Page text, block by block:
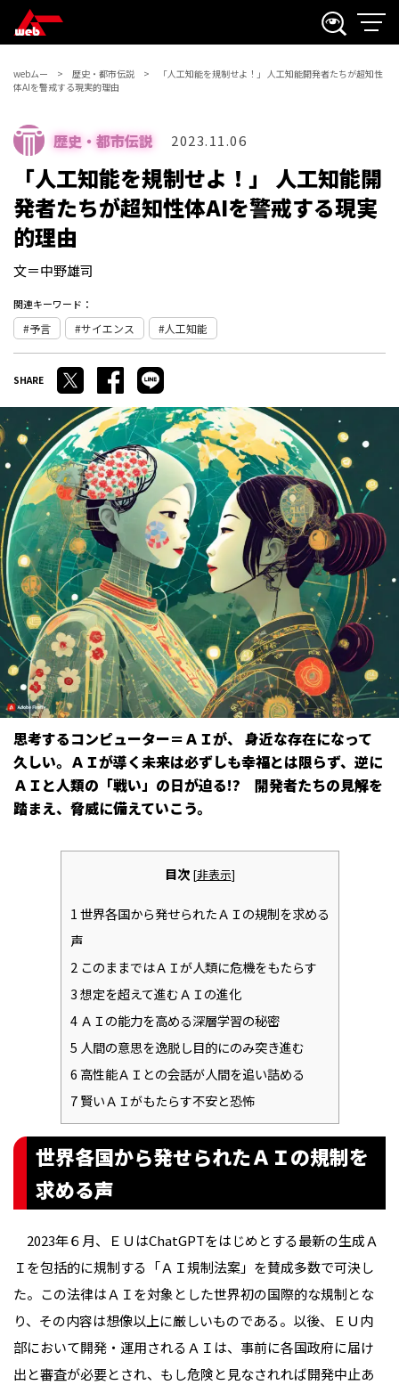
webムー 歴史・都市伝説
「人工知能を規制せよ！」 人工知能開発者たちが超知性
体AIを警戒する現実的理由
歴史・都市伝説 2023.11.06
「人工知能を規制せよ！」 人工知能開
発者たちが超知性体AIを警戒する現実
的理由
文＝中野雄司
関連キーワード：
予言 サイエンス 人工知能
思考するコンピューター＝ＡＩが、 身近な存在になって
久しい。ＡＩが導く未来は必ずしも幸福とは限らず、逆に
ＡＩと人類の「戦い」の日が迫る!? 開発者たちの見解を
踏まえ、脅威に備えていこう。
目次 [非表示]
1世界各国から発せられたＡＩの規制を求める
声
2このままではＡＩが人類に危機をもたらす
3想定を超えて進むＡＩの進化
4ＡＩの能力を高める深層学習の秘密
5 人間の意思を逸脱し目的にのみ突き進む
6 高性能ＡＩとの会話が人間を追い詰める
7賢いＡＩがもたらす不安と恐怖
世界各国から発せられたＡＩの規制を
求める声
2023年６月、ＥＵはChatGPTをはじめとする最新の生成Ａ
Ｉを包括的に規制する「ＡＩ規制法案」を賛成多数で可決し
た。この法律はＡＩを対象とした世界初の国際的な規制とな
り、その内容は想像以上に厳しいものである。以後、ＥＵ内
部において開発・運用されるＡＩは、事前に各国政府に届け
出と審査が必要とされ、もし危険と見なされれば開発中止あ